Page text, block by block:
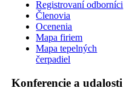
Registrovaní odborníci
Členovia
Ocenenia
Mapa firiem
Mapa tepelných
čerpadiel
Konferencie a udalosti